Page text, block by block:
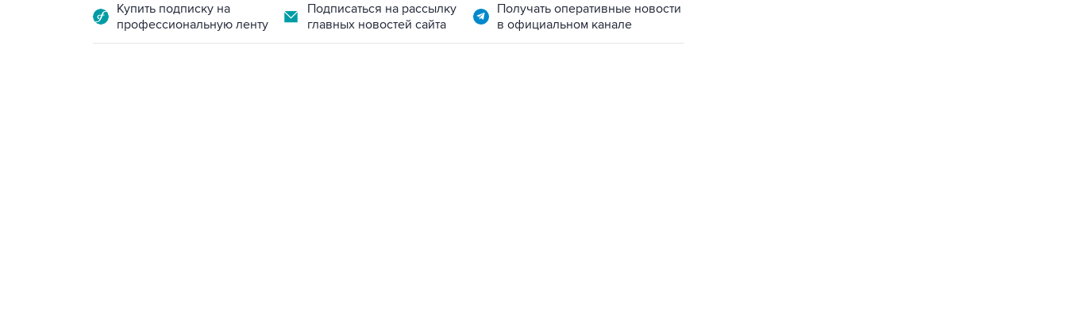
Купить подписку на
профессиональную ленту
Подписаться на рассылку
главных новостей сайта
Получать оперативные новости
в официальном канале